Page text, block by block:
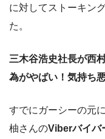
に対してストーキン
た。
三木谷浩史社長が西
為がやばい！気持ち
すでにガーシーの元
柚さんのViberバイバ